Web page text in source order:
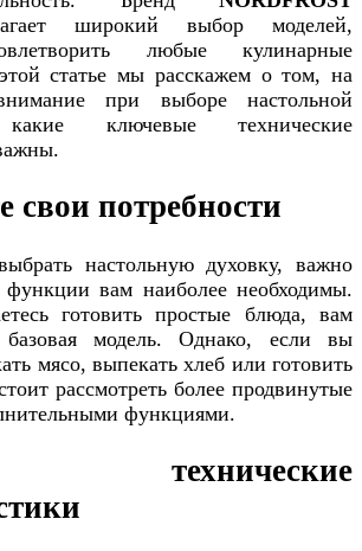
широкий выбор моделей,
любые кулинарные
статье мы расскажем о том, на
при выборе настольной
ключевые технические
свои потребности
настольную духовку, важно
вам наиболее необходимы.
готовить простые блюда, вам
модель. Однако, если вы
мясо, выпекать хлеб или готовить
рассмотреть более продвинутые
функциями.
технические